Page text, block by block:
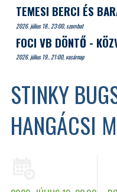
STINKY
HANGÁCSI
TEMESI BERCI ÉS
2026. július 18.. 23:00, szombat
FOCI VB DÖNTŐ -
2026. július 19.. 21:00, vasárnap